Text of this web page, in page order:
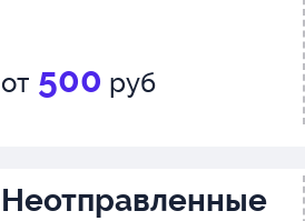
от 500 руб
Неотправленные